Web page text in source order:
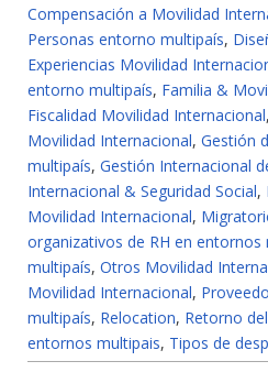
Compensación a Movilidad
Personas entorno multipaís,
Experiencias Movilidad
entorno multipaís, Familia &
Fiscalidad Movilidad Internacional,
Movilidad Internacional, Gestión
multipaís, Gestión Internacional
Internacional & Seguridad Social,
Movilidad Internacional,
organizativos de RH en entornos
multipaís, Otros Movilidad
Movilidad Internacional,
multipaís, Relocation, Retorno
entornos multipais, Tipos de